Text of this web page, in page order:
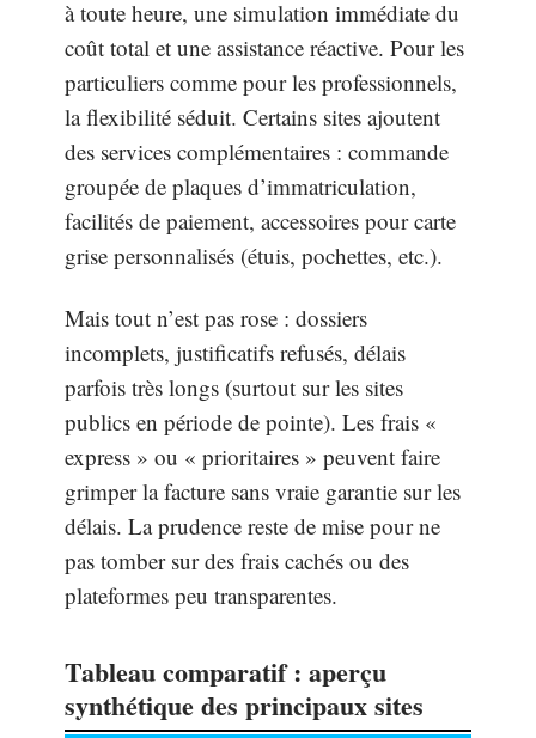
à toute heure, une simulation immédiate du
coût total et une assistance réactive. Pour les
particuliers comme pour les professionnels,
la flexibilité séduit. Certains sites ajoutent
des services complémentaires : commande
groupée de plaques d’immatriculation,
facilités de paiement, accessoires pour carte
grise personnalisés (étuis, pochettes, etc.).
Mais tout n’est pas rose : dossiers
incomplets, justificatifs refusés, délais
parfois très longs (surtout sur les sites
publics en période de pointe). Les frais «
express » ou « prioritaires » peuvent faire
grimper la facture sans vraie garantie sur les
délais. La prudence reste de mise pour ne
pas tomber sur des frais cachés ou des
plateformes peu transparentes.
Tableau comparatif : aperçu
synthétique des principaux sites